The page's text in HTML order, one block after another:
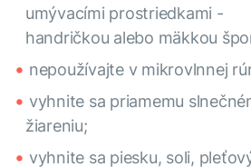
umývacími prostriedkami -
handričkou alebo mäkkou
nepoužívajte v mikrovlnnej
vyhnite sa priamemu
žiareniu;
vyhnite sa piesku, soli,